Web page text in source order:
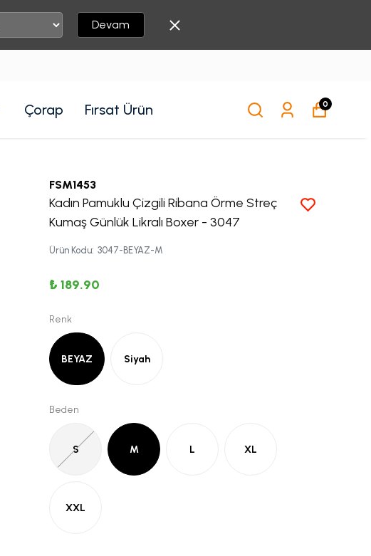
Devam
Çorap Fırsat Ürün 0
FSM1453
Kadın Pamuklu Çizgili Ribana Örme Streç
Kumaş Günlük Likralı Boxer - 3047
Ürün Kodu: 3047-BEYAZ-M
₺ 189.90
Renk
BEYAZ Siyah
Beden
S M L XL
XXL